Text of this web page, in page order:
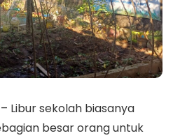
– Libur sekolah biasanya
besar orang untuk